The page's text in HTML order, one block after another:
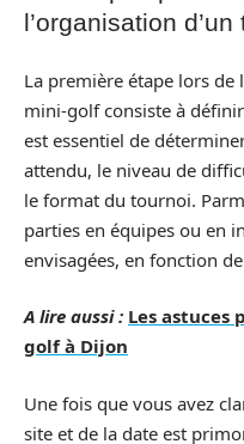
l’organisation
La première étape lors de
mini-golf consiste à
est essentiel de
attendu, le niveau de
le format du tournoi.
parties en équipes ou en
envisagées, en fonction
A lire aussi : Les
golf à Dijon
Une fois que vous avez
site et de la date est